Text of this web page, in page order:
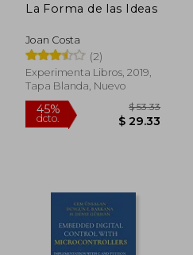
La Forma de las Ideas
Joan Costa
(2)
Experimenta Libros, 2019,
Tapa Blanda, Nuevo
45%
dcto.